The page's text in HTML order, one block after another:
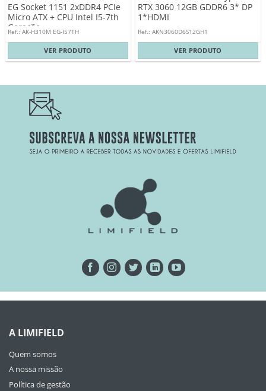
EG Socket 1151 2xDDR4 PCIe
Micro ATX + CPU Intel I5-7th
Geração
Ref.: AK-H310M EG-I57TH
VER PRODUTO
RTX 3060 12GB GDDR6 3* DP
1*HDMI
Ref.: AKN3060D6S12GH1
VER PRODUTO
A LIMIFIELD
Quem somos
A nossa missão
Política de gestão